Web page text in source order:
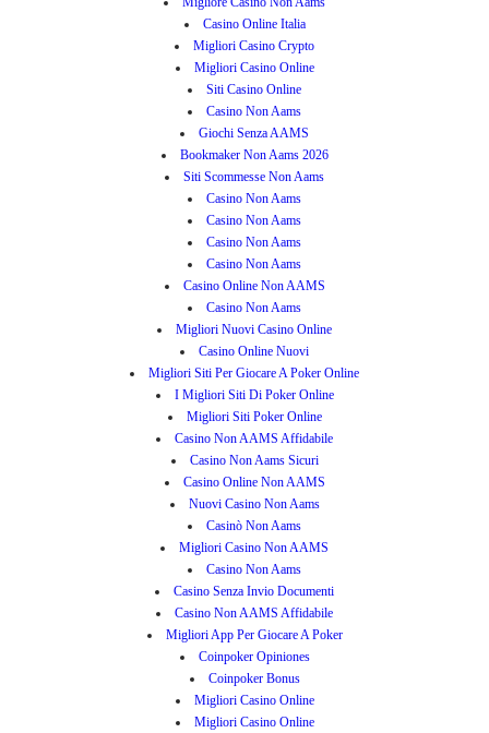
Casino Online Italia
Migliori Casino Crypto
Migliori Casino Online
Siti Casino Online
Casino Non Aams
Giochi Senza AAMS
Bookmaker Non Aams 2026
Siti Scommesse Non Aams
Casino Non Aams
Casino Non Aams
Casino Non Aams
Casino Non Aams
Casino Online Non AAMS
Casino Non Aams
Migliori Nuovi Casino Online
Casino Online Nuovi
Migliori Siti Per Giocare A Poker Online
I Migliori Siti Di Poker Online
Migliori Siti Poker Online
Casino Non AAMS Affidabile
Casino Non Aams Sicuri
Casino Online Non AAMS
Nuovi Casino Non Aams
Casinò Non Aams
Migliori Casino Non AAMS
Casino Non Aams
Casino Senza Invio Documenti
Casino Non AAMS Affidabile
Migliori App Per Giocare A Poker
Coinpoker Opiniones
Coinpoker Bonus
Migliori Casino Online
Migliori Casino Online